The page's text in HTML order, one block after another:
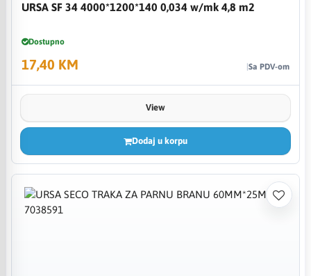
URSA SF 34 4000*1200*140 0,034 w/mk 4,8 m2
Dostupno
17,40 KM Sa PDV-om
View
Dodaj u korpu